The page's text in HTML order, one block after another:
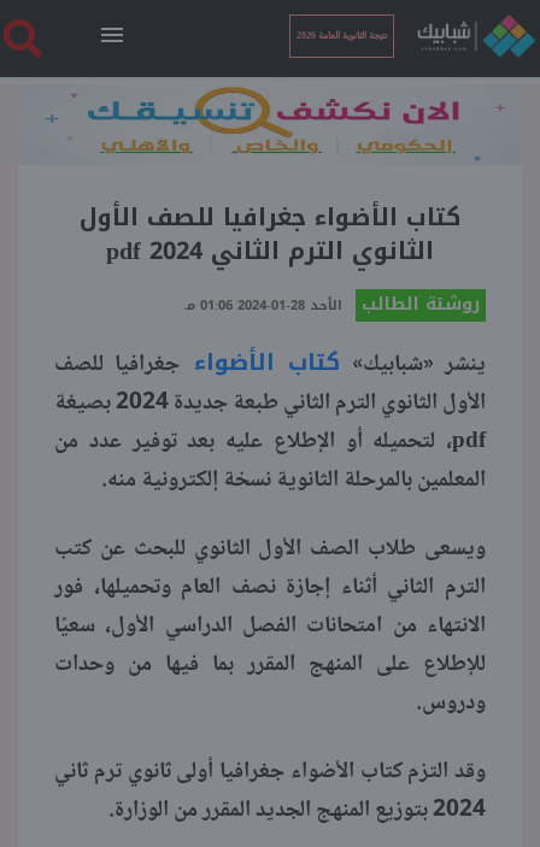
نتيجة الثانوية العامة 2026
الرئيسية
نتيجة الثانوية العامة 2026
فنجان قهوة
بوابة الطلبة
منوعات
كتاب الأضواء جغرافيا للصف الأول
الثانوي الترم الثاني 2024 pdf
روشتة الطالب الأحد 28-01-2024 01:06 مـ
ينشر «شبابيك» كتاب الأضواء جغرافيا للصف
الأول الثانوي الترم الثاني طبعة جديدة 2024 بصيغة
pdf، لتحميله أو الإطلاع عليه بعد توفير عدد من
المعلمين بالمرحلة الثانوية نسخة إلكترونية منه.
ويسعى طلاب الصف الأول الثانوي للبحث عن كتب
الترم الثاني أثناء إجازة نصف العام وتحميلها، فور
الانتهاء من امتحانات الفصل الدراسي الأول، سعيًا
للإطلاع على المنهج المقرر بما فيها من وحدات
ودروس.
وقد التزم كتاب الأضواء جغرافيا أولى ثانوي ترم ثاني
2024 بتوزيع المنهج الجديد المقرر من الوزارة.